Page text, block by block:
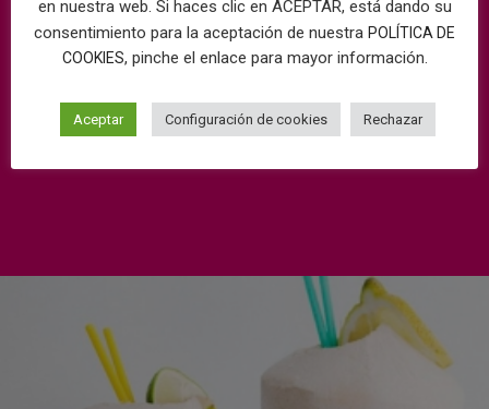
en nuestra web. Si haces clic en ACEPTAR, está dando su
consentimiento para la aceptación de nuestra POLÍTICA DE
COOKIES, pinche el enlace para mayor información.
Aceptar Configuración de cookies Rechazar